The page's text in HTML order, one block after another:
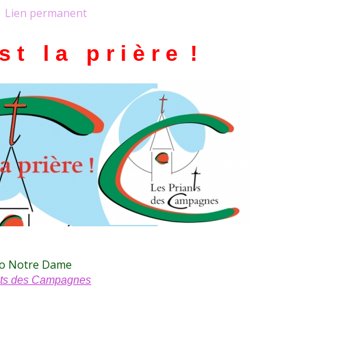
Lien permanent
s t l a p r i è r e !
Notre Dame
des Campagnes